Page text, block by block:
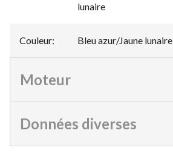
lunaire
Couleur: Bleu azur/Jaune lunaire
Moteur
Données diverses